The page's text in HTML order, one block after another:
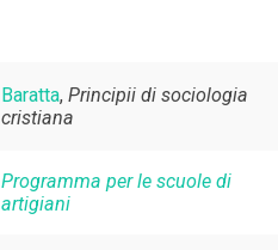
Baratta,Principii di sociologia
cristiana
Programma per le scuole di
artigiani